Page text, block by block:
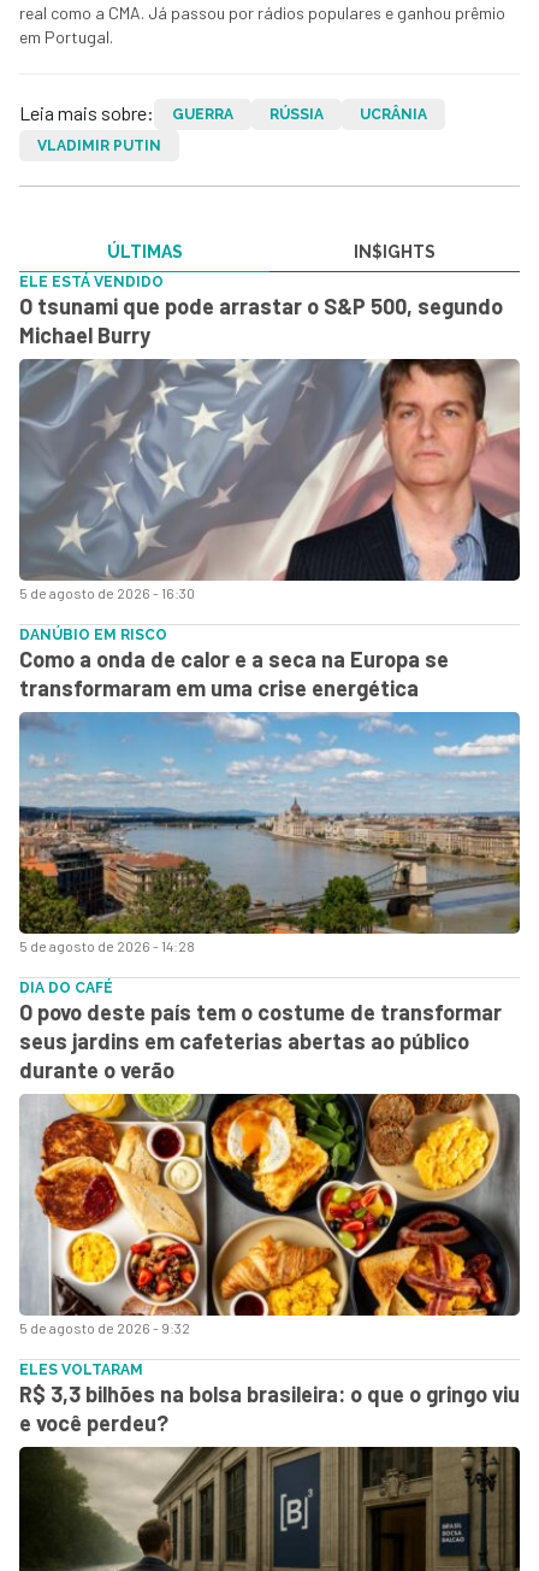
real como a CMA. Já passou por rádios populares e ganhou prêmio
em Portugal.
Leia mais sobre: GUERRA RÚSSIA
UCRÂNIA
VLADIMIR PUTIN
ÚLTIMAS IN$IGHTS
5 de agosto de 2026 - 16:30
ELE ESTÁ VENDIDO
O tsunami que pode arrastar o S&P 500, segundo
Michael Burry
5 de agosto de 2026 - 14:28
DANÚBIO EM RISCO
Como a onda de calor e a seca na Europa se
transformaram em uma crise energética
5 de agosto de 2026 - 9:32
DIA DO CAFÉ
O povo deste país tem o costume de transformar
seus jardins em cafeterias abertas ao público
durante o verão
ELES VOLTARAM
R$ 3,3 bilhões na bolsa brasileira: o que o gringo viu
e você perdeu?